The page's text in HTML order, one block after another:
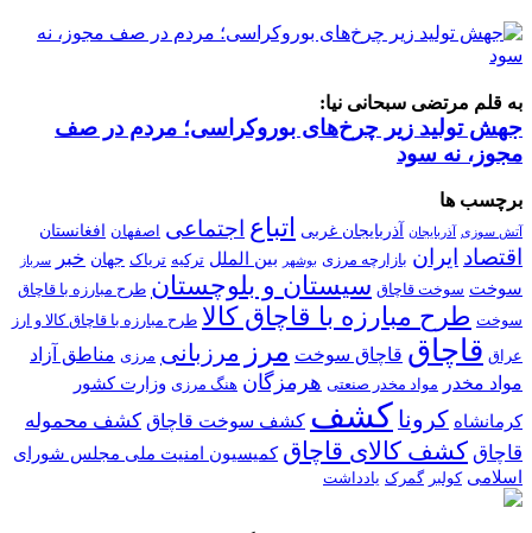
به قلم مرتضی سبحانی نیا:
جهش تولید زیر چرخ‌های بوروکراسی؛ مردم در صف
مجوز، نه سود
برچسب ها
آتش سوزی آذربایجان آذربایجان غربی اتباع اجتماعی اصفهان افغانستان
اقتصاد ایران بازارچه مرزی بوشهر بین الملل ترکیه تریاک جهان خبر سرباز
سوخت سوخت قاچاق سیستان و بلوچستان طرح مبارزه با قاچاق
سوخت طرح مبارزه با قاچاق کالا طرح مبارزه با قاچاق کالا و ارز
عراق قاچاق قاچاق سوخت مرز مرزبانی مرزی مناطق آزاد
مواد مخدر
مواد مخدر صنعتی هرمزگان هنگ مرزی وزارت کشور
کرمانشاه کرونا کشف کشف سوخت قاچاق کشف محموله
قاچاق کشف کالای قاچاق کمیسیون امنیت ملی مجلس شورای
اسلامی کولبر گمرک یادداشت